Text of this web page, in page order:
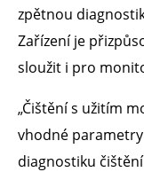
zpětnou
Zařízení je
sloužit i pro
„Čištění s užitím
vhodné
diagnostiku